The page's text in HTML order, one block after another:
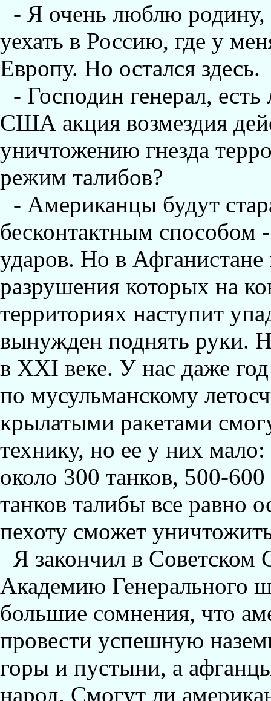
- Я очень люблю
уехать в Россию, где у
Европу. Но остался здесь.
- Господин генерал,
США акция возмездия
уничтожению гнезда
режим талибов?
- Американцы будут
бесконтактным
ударов. Но в Афганистане
разрушения которых на
территориях наступит
вынужден поднять руки.
в XXI веке. У нас даже
по мусульманскому
крылатыми ракетами
технику, но ее у них
около 300 танков, 500-
танков талибы все равно
пехоту сможет
Я закончил в
Академию Генерального
большие сомнения, что
провести успешную
горы и пустыни, а
народ. Смогут ли